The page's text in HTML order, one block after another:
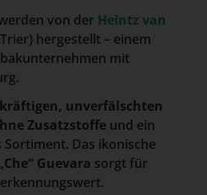
von der Heintz van
hergestellt – einem
mit
kräftigen, unverfälschten
Zusatzstoffe und ein
Das ikonische
Guevara sorgt für